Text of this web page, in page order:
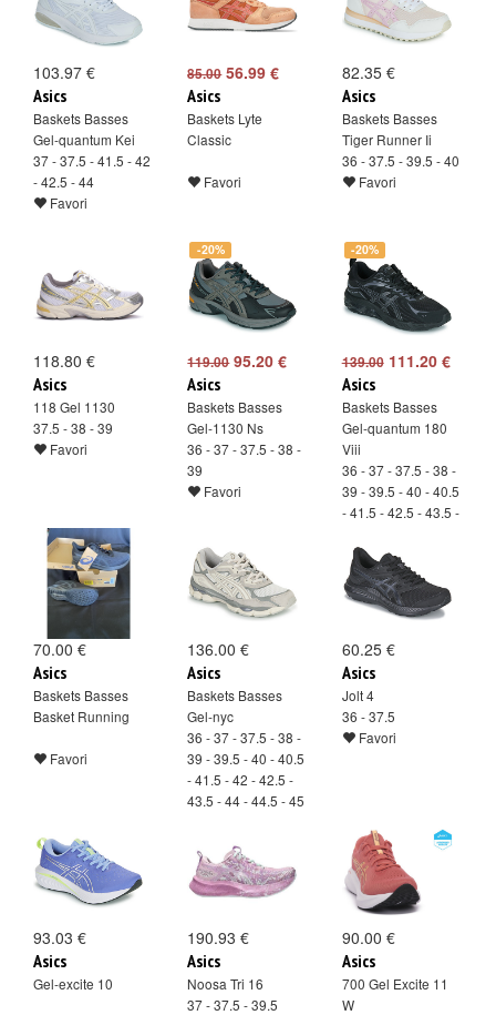
103.97 €
Asics
Baskets Basses
Gel-quantum Kei
37 - 37.5 - 41.5 - 42
- 42.5 - 44
Favori
85.0056.99 €
Asics
Baskets Lyte
Classic
Favori
82.35 €
Asics
Baskets Basses
Tiger Runner Ii
36 - 37.5 - 39.5 - 40
Favori
118.80 €
Asics
118 Gel 1130
37.5 - 38 - 39
Favori
-20%
119.0095.20 €
Asics
Baskets Basses
Gel-1130 Ns
36 - 37 - 37.5 - 38 -
39
Favori
-20%
139.00111.20 €
Asics
Baskets Basses
Gel-quantum 180
Viii
36 - 37 - 37.5 - 38 -
39 - 39.5 - 40 - 40.5
- 41.5 - 42.5 - 43.5 -
Favori
70.00 €
Asics
Baskets Basses
Basket Running
Favori
136.00 €
Asics
Baskets Basses
Gel-nyc
36 - 37 - 37.5 - 38 -
39 - 39.5 - 40 - 40.5
- 41.5 - 42 - 42.5 -
43.5 - 44 - 44.5 - 45
Favori
60.25 €
Asics
Jolt 4
36 - 37.5
Favori
93.03 €
Asics
Gel-excite 10
190.93 €
Asics
Noosa Tri 16
37 - 37.5 - 39.5
90.00 €
Asics
700 Gel Excite 11
W